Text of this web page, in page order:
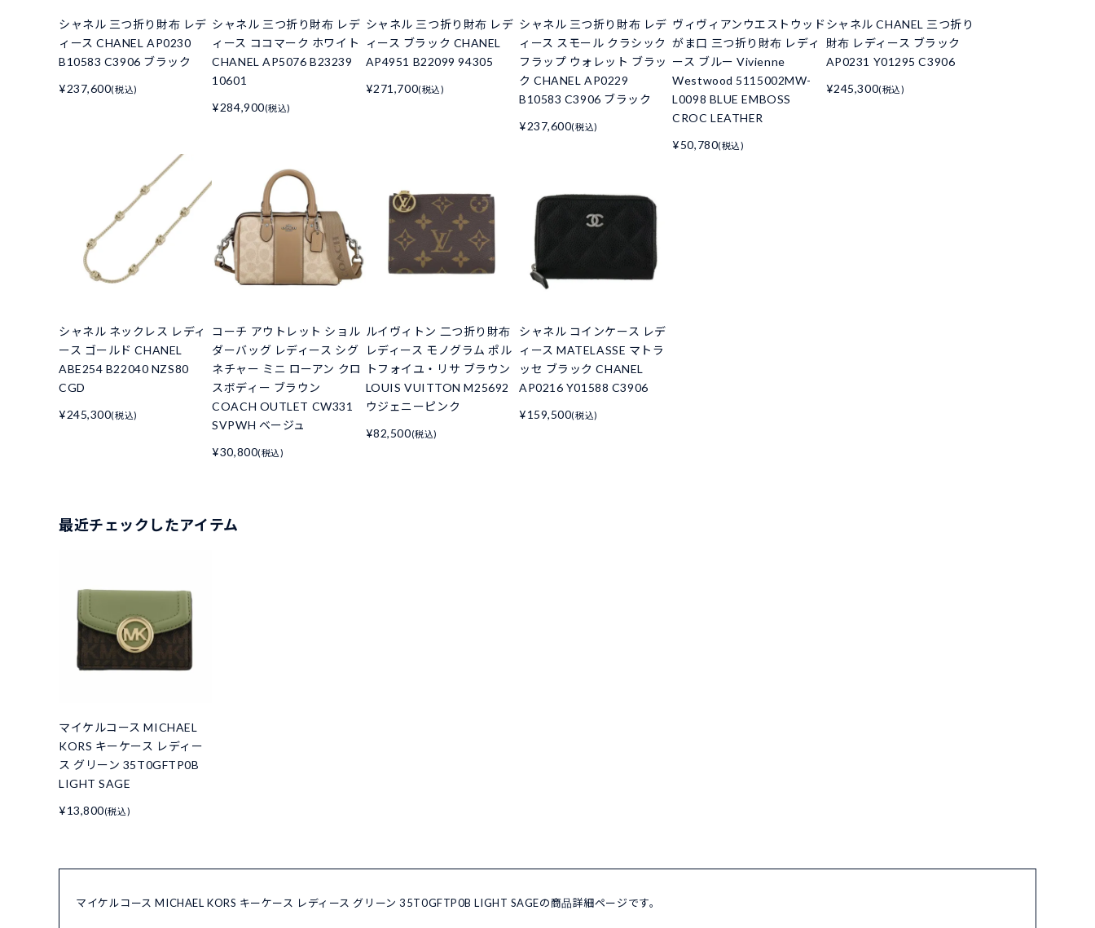
シャネル 三つ折り財布 レデ
ィース CHANEL AP0230
B10583 C3906 ブラック
¥237,600(税込)
シャネル 三つ折り財布 レデ
ィース ココマーク ホワイト
CHANEL AP5076 B23239
10601
¥284,900(税込)
シャネル 三つ折り財布 レデ
ィース ブラック CHANEL
AP4951 B22099 94305
¥271,700(税込)
シャネル 三つ折り財布 レデ
ィース スモール クラシック
フラップ ウォレット ブラッ
ク CHANEL AP0229
B10583 C3906 ブラック
¥237,600(税込)
ヴィヴィアンウエストウッド
がま口 三つ折り財布 レディ
ース ブルー Vivienne
Westwood 5115002MW-
L0098 BLUE EMBOSS
CROC LEATHER
¥50,780(税込)
シャネル CHANEL 三つ折り
財布 レディース ブラック
AP0231 Y01295 C3906
¥245,300(税込)
シャネル ネックレス レディ
ース ゴールド CHANEL
ABE254 B22040 NZS80
CGD
¥245,300(税込)
コーチ アウトレット ショル
ダーバッグ レディース シグ
ネチャー ミニ ローアン クロ
スボディー ブラウン
COACH OUTLET CW331
SVPWH ベージュ
¥30,800(税込)
ルイヴィトン 二つ折り財布
レディース モノグラム ポル
トフォイユ・リサ ブラウン
LOUIS VUITTON M25692
ウジェニーピンク
¥82,500(税込)
シャネル コインケース レデ
ィース MATELASSE マトラ
ッセ ブラック CHANEL
AP0216 Y01588 C3906
¥159,500(税込)
最近チェックしたアイテム
マイケルコース MICHAEL
KORS キーケース レディー
ス グリーン 35T0GFTP0B
LIGHT SAGE
¥13,800(税込)
マイケルコース MICHAEL KORS キーケース レディース グリーン 35T0GFTP0B LIGHT SAGEの商品詳細ページです。